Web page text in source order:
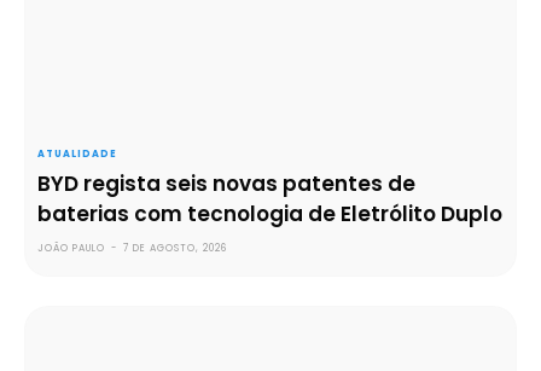
ATUALIDADE
BYD regista seis novas patentes de
baterias com tecnologia de Eletrólito Duplo
JOÃO PAULO - 7 DE AGOSTO, 2026